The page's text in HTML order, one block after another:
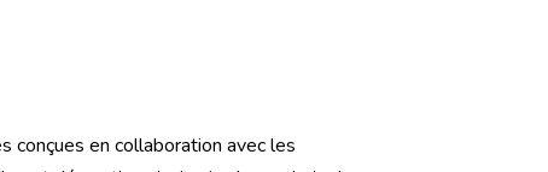
conçues en collaboration avec les